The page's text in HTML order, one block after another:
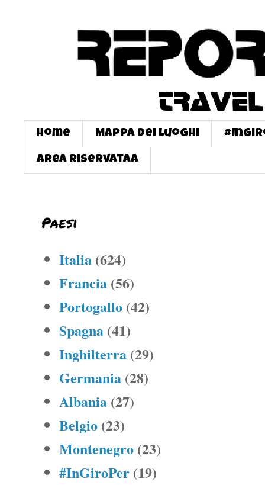
Home Mappa dei Luoghi
Area Riservataa
Paesi
Italia (624)
Francia (56)
Portogallo (42)
Spagna (41)
Inghilterra (29)
Germania (28)
Albania (27)
Belgio (23)
Montenegro (23)
#InGiroPer (19)